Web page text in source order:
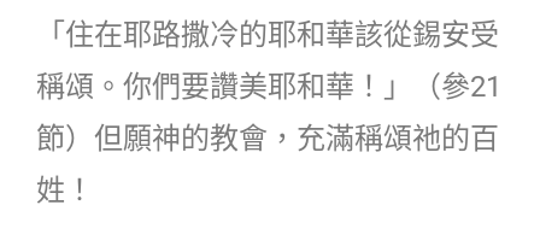
「住在耶路撒冷的耶和華該從錫安受
稱頌。你們要讚美耶和華！」（參21
節）但願神的教會，充滿稱頌祂的百
姓！